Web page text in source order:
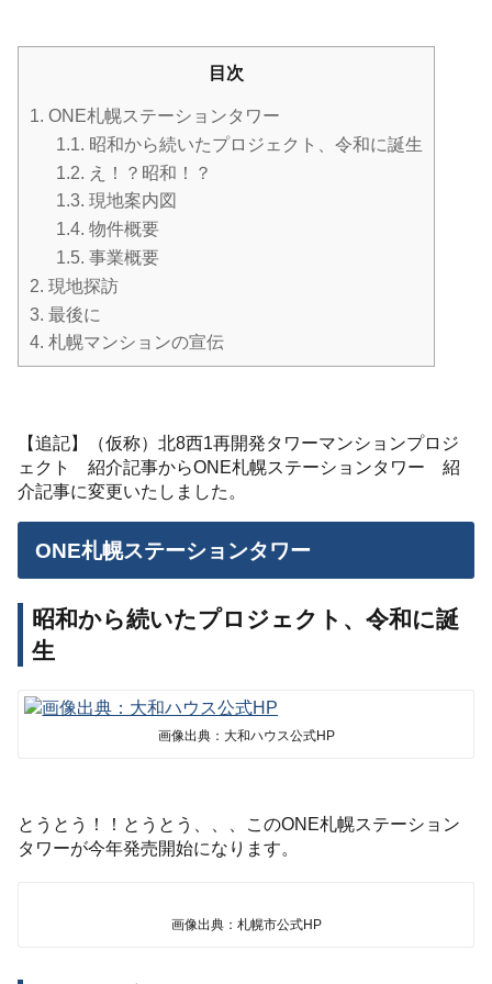
目次
1. ONE札幌ステーションタワー
1.1. 昭和から続いたプロジェクト、令和に誕生
1.2. え！？昭和！？
1.3. 現地案内図
1.4. 物件概要
1.5. 事業概要
2. 現地探訪
3. 最後に
4. 札幌マンションの宣伝
【追記】（仮称）北8西1再開発タワーマンションプロジ
ェクト 紹介記事からONE札幌ステーションタワー 紹
介記事に変更いたしました。
ONE札幌ステーションタワー
昭和から続いたプロジェクト、令和に誕
生
画像出典：大和ハウス公式HP
とうとう！！とうとう、、、このONE札幌ステーション
タワーが今年発売開始になります。
画像出典：札幌市公式HP